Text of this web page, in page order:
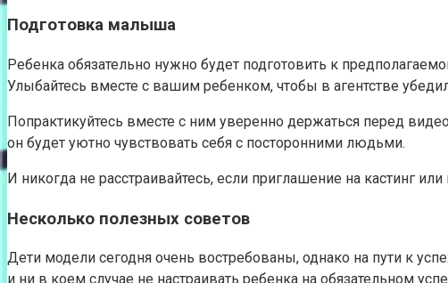
Подготовка малыша
Ребенка обязательно нужно будет подготовить к
Улыбайтесь вместе с вашим ребенком, чтобы в агентстве
Попрактикуйтесь вместе с ним уверенно держаться перед
он будет уютно чувствовать себя с посторонними людьми.
И никогда не расстраивайтесь, если приглашение на кастинг
Несколько полезных советов
Дети модели сегодня очень востребованы, однако на пути к
и ни в коем случае не настраивать ребенка на обязательном